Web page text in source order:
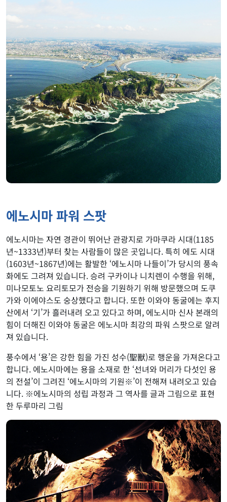
에노시마 파워 스팟
에노시마는 자연 경관이 뛰어난 관광지로 가마쿠라 시대(1185
년~1333년)부터 찾는 사람들이 많은 곳입니다. 특히 에도 시대
(1603년~1867년)에는 활발한 ‘에노시마 나들이’가 당시의 풍속
화에도 그려져 있습니다. 승려 구카이나 니치렌이 수행을 위해,
미나모토노 요리토모가 전승을 기원하기 위해 방문했으며 도쿠
가와 이에야스도 숭상했다고 합니다. 또한 이와야 동굴에는 후지
산에서 ‘기’가 흘러내려 오고 있다고 하며, 에노시마 신사 본래의
힘이 더해진 이와야 동굴은 에노시마 최강의 파워 스팟으로 알려
져 있습니다.
풍수에서 ‘용’은 강한 힘을 가진 성수(聖獸)로 행운을 가져온다고
합니다. 에노시마에는 용을 소재로 한 ‘선녀와 머리가 다섯인 용
의 전설’이 그려진 ‘에노시마의 기원※’이 전해져 내려오고 있습
니다. ※에노시마의 성립 과정과 그 역사를 글과 그림으로 표현
한 두루마리 그림